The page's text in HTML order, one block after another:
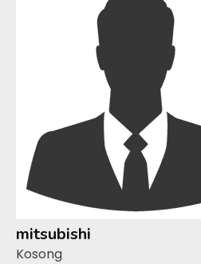
mitsubishi
Kosong